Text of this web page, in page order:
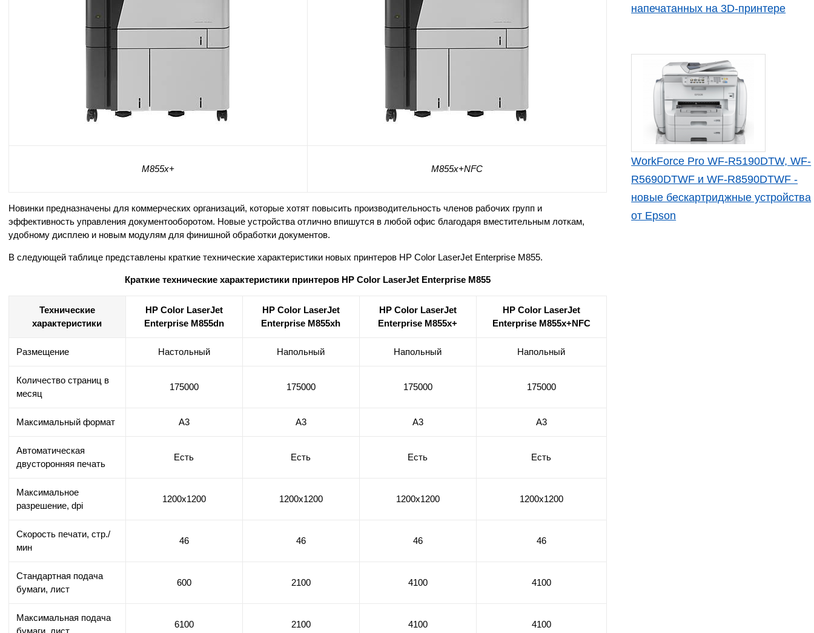
M855x+ M855x+NFC
Новинки предназначены для коммерческих организаций, которые хотят повысить производительность членов рабочих групп и
эффективность управления документооборотом. Новые устройства отлично впишутся в любой офис благодаря вместительным лоткам,
удобному дисплею и новым модулям для финишной обработки документов.
В следующей таблице представлены краткие технические характеристики новых принтеров HP Color LaserJet Enterprise M855.
Краткие технические характеристики принтеров HP Color LaserJet Enterprise M855
Технические
характеристики
HP Color LaserJet
Enterprise M855dn
HP Color LaserJet
Enterprise M855xh
HP Color LaserJet
Enterprise M855x+
HP Color LaserJet
Enterprise M855x+NFC
Размещение Настольный Напольный Напольный Напольный
Количество страниц в
месяц
175000 175000 175000 175000
Максимальный формат А3 А3 А3 А3
Автоматическая
двусторонняя печать
Есть Есть Есть Есть
Максимальное
разрешение, dpi
1200х1200 1200х1200 1200х1200 1200х1200
Скорость печати, стр./
мин
46 46 46 46
Стандартная подача
бумаги, лист
600 2100 4100 4100
Максимальная подача
бумаги, лист
6100 2100 4100 4100
напечатанных на 3D-принтере
WorkForce Pro WF-R5190DTW, WF-
R5690DTWF и WF-R8590DTWF -
новые бескартриджные устройства
от Epson